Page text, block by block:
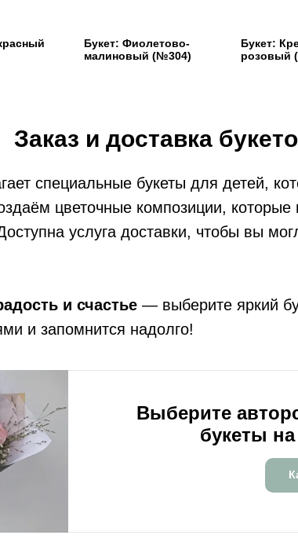
Букет: Фиолетово-
малиновый (№304)
Букет:
розовый
Заказ и доставка
специальные букеты для детей,
цветочные композиции, которые
услуга доставки, чтобы вы
и счастье — выберите яркий
и запомнится надолго!
Выберите
букеты